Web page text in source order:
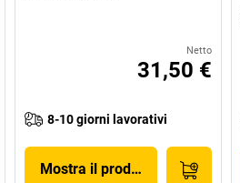
Netto
31,50 €
8-10 giorni lavorativi
Mostra il prodotto